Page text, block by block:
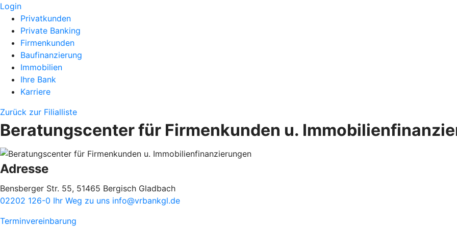
Login
Privatkunden
Private Banking
Firmenkunden
Baufinanzierung
Immobilien
Ihre Bank
Karriere
Zurück zur Filialliste
Beratungscenter für Firmenkunden u.
Adresse
Bensberger Str. 55, 51465 Bergisch Gladbach
02202 126-0 Ihr Weg zu uns info@vrbankgl.de
Terminvereinbarung